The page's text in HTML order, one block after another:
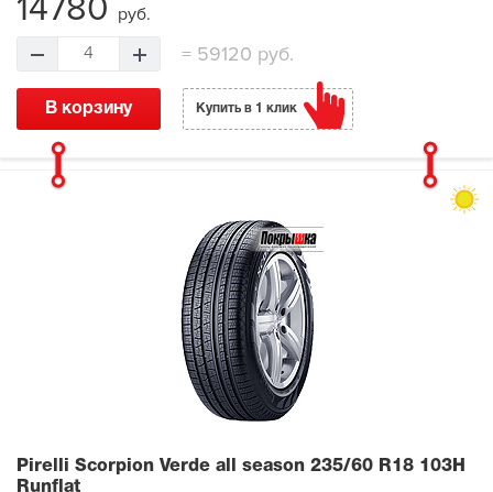
14780 руб.
4 =59120 руб.
В корзину Купить в 1 клик
Pirelli Scorpion Verde all season 235/60 R18 103H
Runflat